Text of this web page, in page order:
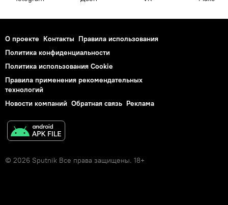
О проекте Контакты Правила использования
Политика конфиденциальности
Политика использования Cookie
Правила применения рекомендательных
технологий
Новости компаний Обратная связь Реклама
© 2026 Sputnik Все права защищены. 18+